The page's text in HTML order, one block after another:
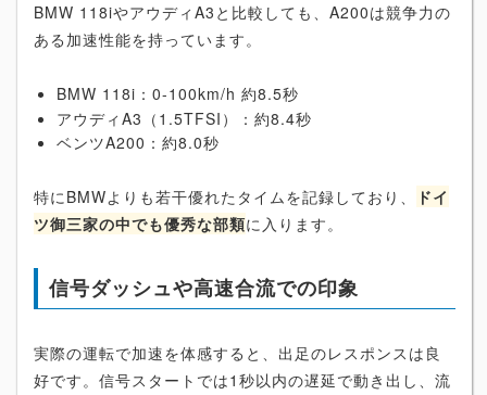
BMW 118iやアウディA3と比較しても、A200は競争力の
ある加速性能を持っています。
BMW 118i：0-100km/h 約8.5秒
アウディA3（1.5TFSI）：約8.4秒
ベンツA200：約8.0秒
特にBMWよりも若干優れたタイムを記録しており、
ドイ
ツ御三家の中でも優秀な部類に入ります。
信号ダッシュや高速合流での印象
実際の運転で加速を体感すると、出足のレスポンスは良
好です。信号スタートでは1秒以内の遅延で動き出し、流